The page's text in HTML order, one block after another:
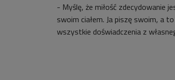
- Myślę, że miłość zdecydowanie
swoim ciałem. Ja piszę swoim, a
wszystkie doświadczenia z